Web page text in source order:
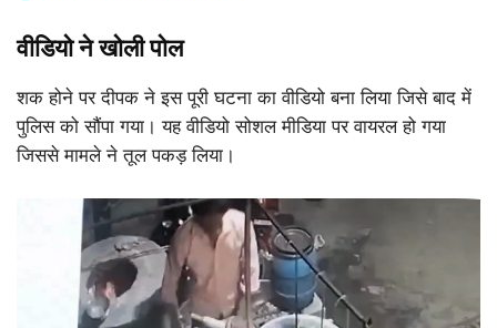
वीडियो ने खोली पोल
शक होने पर दीपक ने इस पूरी घटना का वीडियो बना लिया जिसे बाद में
पुलिस को सौंपा गया। यह वीडियो सोशल मीडिया पर वायरल हो गया
जिससे मामले ने तूल पकड़ लिया।